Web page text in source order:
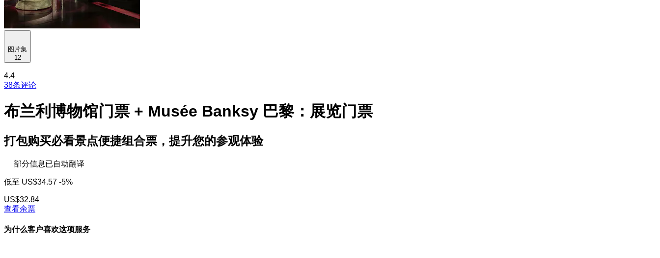
图片集
12
4.4
38条评论
布兰利博物馆门票 + Musée Banksy 巴黎：展览门票
打包购买必看景点便捷组合票，提升您的参观体验
部分信息已自动翻译
低至 US$34.57 -5%
US$32.84
查看余票
为什么客户喜欢这项服务